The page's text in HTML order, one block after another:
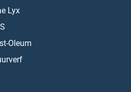
Lyx
Oleum